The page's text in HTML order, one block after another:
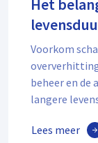
Het
Voorkom
beheer en de
langere
Lees meer